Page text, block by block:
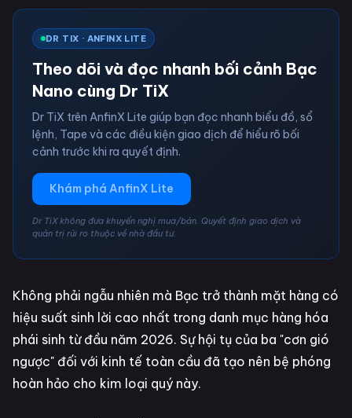
DR TIX · ANFINX LITE
Theo dõi và đọc nhanh bối cảnh Bạc
Nano cùng Dr TiX
Dr TiX trên AnfinX Lite giúp bạn đọc nhanh biểu đồ, sổ
lệnh, Tape và các điều kiện giao dịch để hiểu rõ bối
cảnh trước khi ra quyết định.
Khám phá AnfinX Lite
Dr TiX không đưa khuyến nghị mua/bán. Quyết định giao dịch và
quản trị rủi ro thuộc về nhà đầu tư.
Không phải ngẫu nhiên mà Bạc trở thành mặt hàng có
hiệu suất sinh lời cao nhất trong danh mục hàng hóa
phái sinh từ đầu năm 2026. Sự hội tụ của ba "cơn gió
ngược" đối với kinh tế toàn cầu đã tạo nên bệ phóng
hoàn hảo cho kim loại quý này.